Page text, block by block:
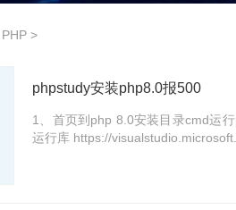
PHP >
phpstudy安装php8.0报500
1、首页到php 8.0安装目录cmd运
运行库 https://